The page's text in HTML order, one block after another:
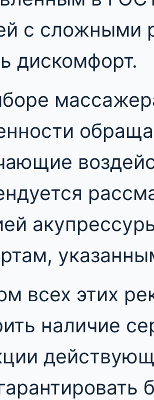
с сложными
дискомфорт.
всех этих
наличие